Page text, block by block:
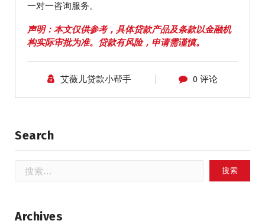
一对一咨询服务。
声明：本文仅供参考，具体贷款产品及条款以金融机
构实际审批为准。贷款有风险，申请需谨慎。
艾薇儿贷款小帮手 0 评论
Search
索：
Archives